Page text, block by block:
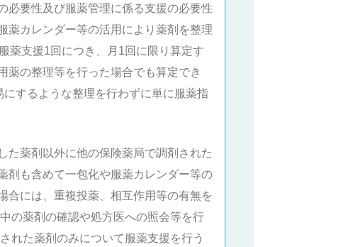
必要性及び服薬管理に係る支援の必要性
薬カレンダー等の活用により薬剤を整理
薬支援1回につき、月1回に限り算定す
薬の整理等を行った場合でも算定でき
するような整理を行わずに単に服薬指
た薬剤以外に他の保険薬局で調剤された
剤も含めて一包化や服薬カレンダー等の
合には、重複投薬、相互作用等の有無を
の薬剤の確認や処方医への照会等を行
れた薬剤のみについて服薬支援を行う